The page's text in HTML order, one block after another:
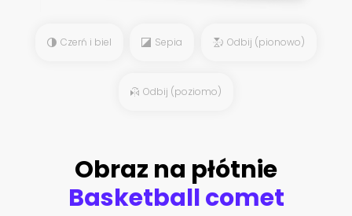
Czerń i biel Sepia Odbij (pionowo)
Odbij (poziomo)
Obraz na płótnie
Basketball comet